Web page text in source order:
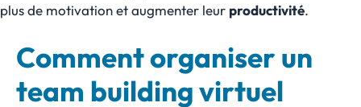
plus de motivation et augmenter leur productivité.
Comment organiser un
team building virtuel